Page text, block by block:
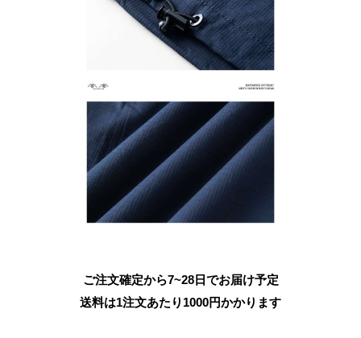
ご注文確定から7~28日でお届け予定
送料は1注文あたり 1000円かかります